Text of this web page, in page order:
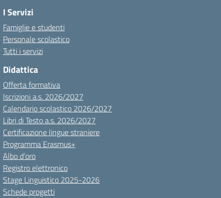
I Servizi
Famiglie e studenti
Personale scolastico
Tutti i servizi
Didattica
Offerta formativa
Iscrizioni a.s. 2026/2027
Calendario scolastico 2026/2027
Libri di Testo a.s. 2026/2027
Certificazione lingue straniere
Programma Erasmus+
Albo d’oro
Registro elettronico
Stage Linguistico 2025-2026
Schede progetti